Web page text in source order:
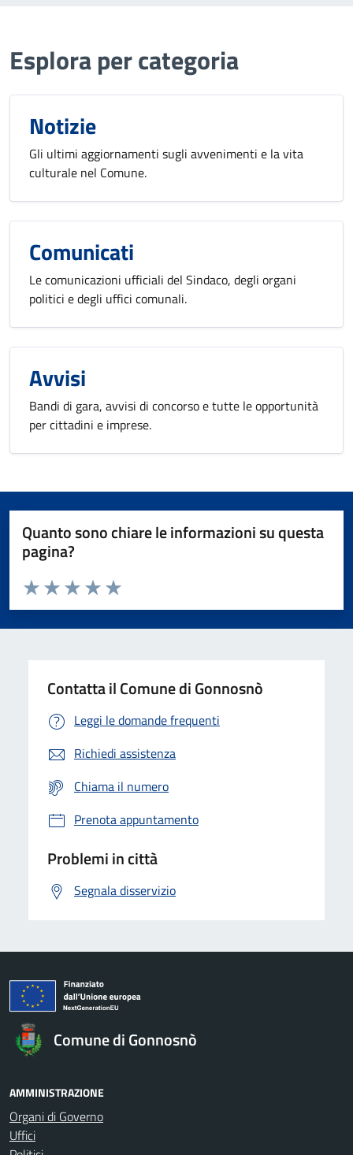
Esplora per categoria
Notizie
Gli ultimi aggiornamenti sugli avvenimenti e la vita
culturale nel Comune.
Comunicati
Le comunicazioni ufficiali del Sindaco, degli organi
politici e degli uffici comunali.
Avvisi
Bandi di gara, avvisi di concorso e tutte le opportunità
per cittadini e imprese.
Quanto sono chiare le informazioni su questa
pagina?
Valuta da 1 a 5 stelle la pagina
Valuta 5 stelle su 5
Valuta 4 stelle su 5
Valuta 3 stelle su 5
Valuta 2 stelle su 5
Valuta 1 stelle su 5
Contatta il Comune di Gonnosnò
Leggi le domande frequenti
Richiedi assistenza
Chiama il numero
Prenota appuntamento
Problemi in città
Segnala disservizio
Comune di Gonnosnò
AMMINISTRAZIONE
Organi di Governo
Uffici